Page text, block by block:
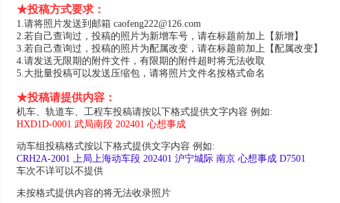
★投稿方式要求：
1.请将照片发送到邮箱 caofeng222@126.com
2.若自己查询过，投稿的照片为新增车号，请在标题前加上【新增】
3.若自己查询过，投稿的照片为配属改变，请在标题前加上【配属改变】
4.请发送无限期的附件文件，有限期的附件超时将无法收取
5.大批量投稿可以发送压缩包，请将照片文件名按格式命名
★投稿请提供内容：
机车、轨道车、工程车投稿请按以下格式提供文字内容 例如:
HXD1D-0001 武局南段 202401 心想事成
动车组投稿格式按以下格式提供文字内容 例如:
CRH2A-2001 上局上海动车段 202401 沪宁城际 南京 心想事成 D7501
车次不详可以不提供
未按格式提供内容的将无法收录照片